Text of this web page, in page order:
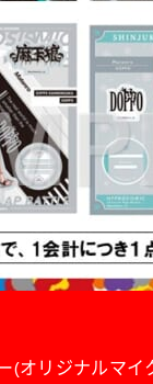
(オリジナルマイ